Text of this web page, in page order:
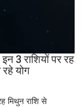
3 राशियों पर रह
योग
मिथुन राशि से